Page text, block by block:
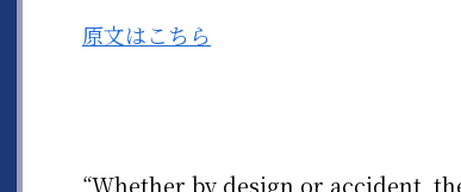
原文はこちら
“Whether by design or accident,